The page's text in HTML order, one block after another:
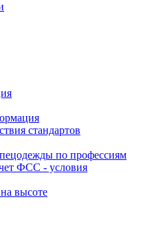
стандартов
по профессиям
ФСС - условия
высоте